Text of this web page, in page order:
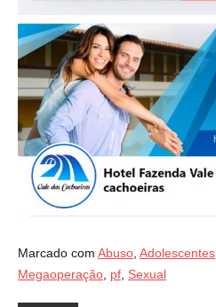
Marcado com Abuso Adolescentes
Megaoperação pf Sexual